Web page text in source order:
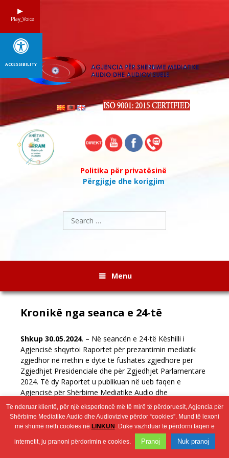
Politika për privatësinë
Përgjigje dhe korigjim
Search
for:
Menu
Kronikë nga seanca e 24-të
Shkup 30.05.2024. – Në seancën e 24-të Këshilli i
Agjencisë shqyrtoi Raportet për prezantimin mediatik
zgjedhor në rrethin e dytë të fushatës zgjedhore për
Zgjedhjet Presidenciale dhe për Zgjedhjet Parlamentare
2024. Të dy Raportet u publikuan në ueb faqen e
Agjencisë për Shërbime Mediatike Audio dhe
Audiovizuele, në banerin„Zgjedhjet 2024“.
Wingaga
provides2026 © Агенција за аудио и аудиовизуелни медиумски услуги
Të nderuar klientë, për një eksperiencë më të mirë të përdoruesit, Agjencia për
Shërbime Mediatike Audio dhe Audiovizive përdor “cookies”. Mund të lexoni
më shumë rreth cookies në LINKUN . Duke vazhduar të përdorni faqen e
internetit, ju pranoni përdorimin e cookies. Pranoj Nuk pranoj
Play_Voice
ACCESSIBILITY